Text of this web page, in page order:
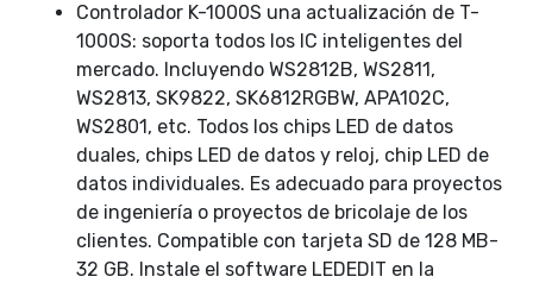
Controlador K-1000S una actualización de T-
1000S: soporta todos los IC inteligentes del
mercado. Incluyendo WS2812B, WS2811,
WS2813, SK9822, SK6812RGBW, APA102C,
WS2801, etc. Todos los chips LED de datos
duales, chips LED de datos y reloj, chip LED de
datos individuales. Es adecuado para proyectos
de ingeniería o proyectos de bricolaje de los
clientes. Compatible con tarjeta SD de 128 MB-
32 GB. Instale el software LEDEDIT en la